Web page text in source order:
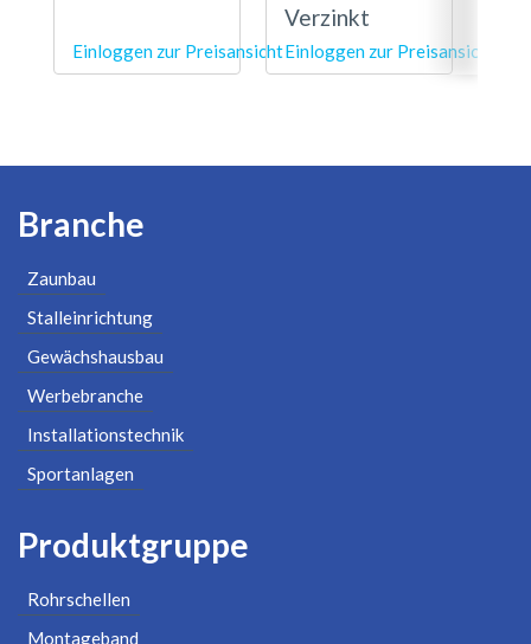
Einloggen zur Preisansicht
Verzinkt
Einloggen zur Preisansicht
Branche
Zaunbau
Stalleinrichtung
Gewächshausbau
Werbebranche
Installationstechnik
Sportanlagen
Produktgruppe
Rohrschellen
Montageband